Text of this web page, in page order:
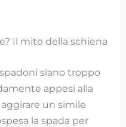
Il mito della schiena
siano troppo
appesi alla
un simile
la spada per